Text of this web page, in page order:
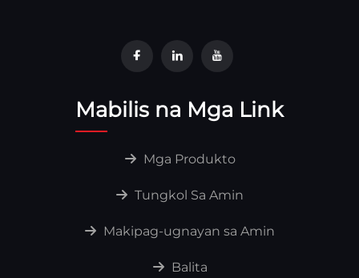
Mabilis na Mga Link
Mga Produkto
Tungkol Sa Amin
Makipag-ugnayan sa Amin
Balita